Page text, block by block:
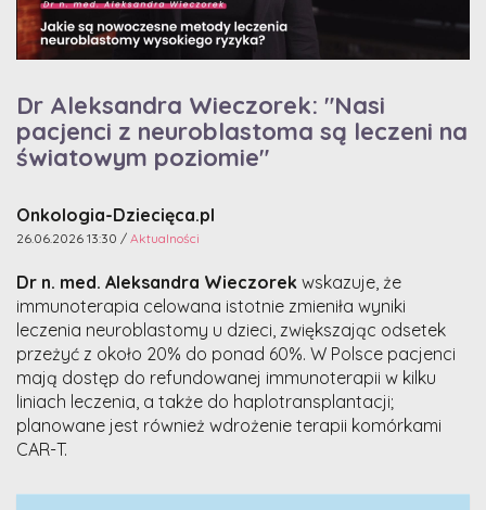
Dr Aleksandra Wieczorek: "Nasi
pacjenci z neuroblastoma są leczeni na
światowym poziomie"
Onkologia-Dziecięca.pl
26.06.2026 13:30 / Aktualności
Dr n. med. Aleksandra Wieczorek wskazuje, że
immunoterapia celowana istotnie zmieniła wyniki
leczenia neuroblastomy u dzieci, zwiększając odsetek
przeżyć z około 20% do ponad 60%. W Polsce pacjenci
mają dostęp do refundowanej immunoterapii w kilku
liniach leczenia, a także do haplotransplantacji;
planowane jest również wdrożenie terapii komórkami
CAR-T.